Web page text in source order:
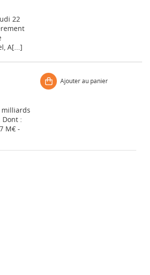
22
A[...]
milliards
Dont :
M€ -
Ajouter au panier